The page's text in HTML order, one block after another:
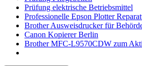
Prüfung elektrische Betriebsmittel
Professionelle Epson Plotter
Brother Ausweisdrucker für
Canon Kopierer Berlin
Brother MFC-L9570CDW zum